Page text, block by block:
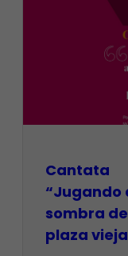
Cantata
“Jugando
sombra
plaza